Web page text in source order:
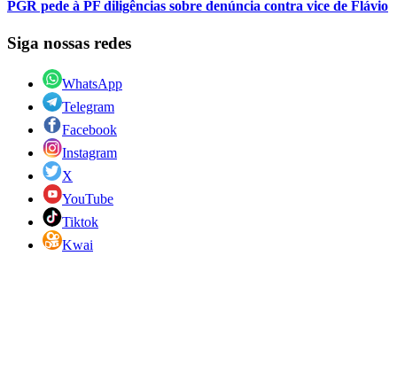
PGR pede à PF diligências sobre denúncia contra vice de Flávio
Siga nossas redes
WhatsApp
Telegram
Facebook
Instagram
X
YouTube
Tiktok
Kwai